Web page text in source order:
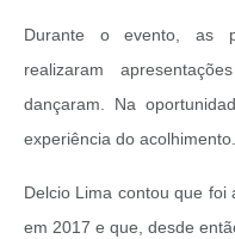
Durante o evento, as
realizaram
dançaram. Na
experiência do acolhimento.
Delcio Lima contou que foi
em 2017 e que, desde